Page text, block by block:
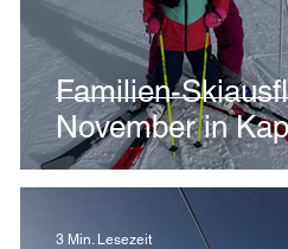
Familien-
November in
3 Min. Lesezeit